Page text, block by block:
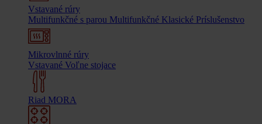
Vstavané rúry
Multifunkčné s parou Multifunkčné Klasické Príslušenstvo
Mikrovlnné rúry
Vstavané Voľne stojace
Riad MORA